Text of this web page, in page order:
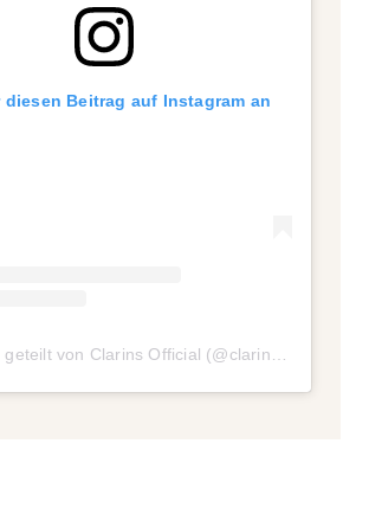
diesen Beitrag auf Instagram an